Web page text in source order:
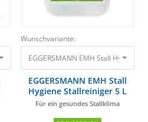
Wunschvariante:
EGGERSMANN EMH Stall Hygiene
EGGERSMANN EMH Stall
Hygiene Stallreiniger 5 L
Für ein gesundes Stallklima